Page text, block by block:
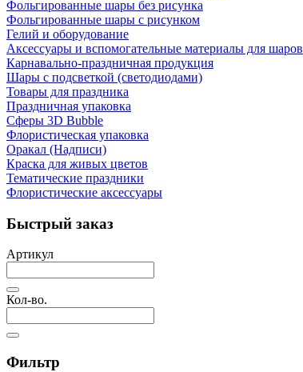
Фольгированные шары без рисунка
Фольгированные шары с рисунком
Гелий и оборудование
Аксессуары и вспомогательные материалы для шаров
Карнавально-праздничная продукция
Шары с подсветкой (светодиодами)
Товары для праздника
Праздничная упаковка
Сферы 3D Bubble
Флористическая упаковка
Оракал (Надписи)
Краска для живых цветов
Тематические праздники
Флористические аксессуары
Быстрый заказ
Артикул
Кол-во.
Фильтр